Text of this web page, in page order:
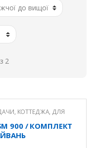
з 2
КОТТЕДЖА, ДЛЯ
900 / КОМПЛЕКТ